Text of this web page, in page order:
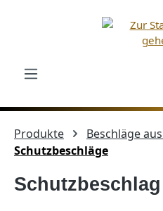
Zum Hauptinhalt springen
Produkte
Beschläge
Schutzbeschläge